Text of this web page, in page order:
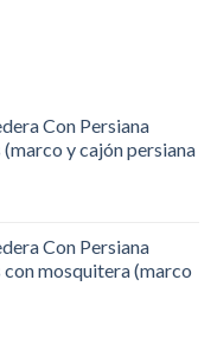
Con Persiana
y cajón persiana
Con Persiana
mosquitera (marco